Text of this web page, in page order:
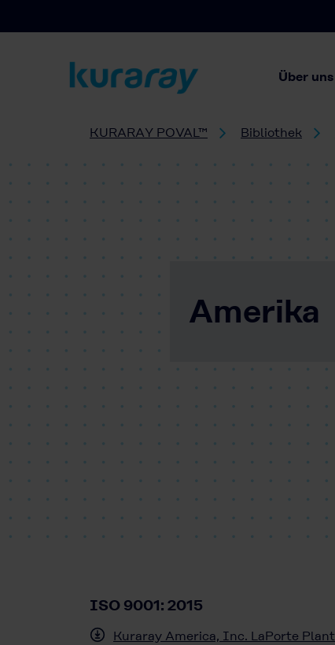
Über uns
KURARAY POVAL™ Bibliothek
Amerika
ISO 9001: 2015
Kuraray America, Inc. LaPorte Plant